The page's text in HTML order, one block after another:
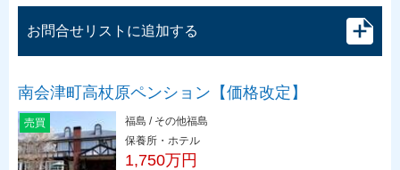
お問合せリストに追加する
南会津町高杖原ペンション【価格改定】
売買
福島 / その他福島
保養所・ホテル
1,750万円